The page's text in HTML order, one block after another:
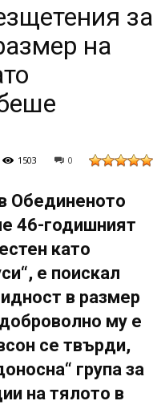
за
на
0
1503
Обединеното
46-годишният
като
е поискал
в размер
му е
се твърди,
група за
на тялото в